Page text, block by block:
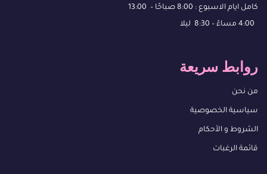
كامل ايام الاسبوع : 8:00 صباحًا – 13:00
روابط سريعة
من نحن
سياسية الخصوصية
الشروط و الأحكام
قائمة الرغبات